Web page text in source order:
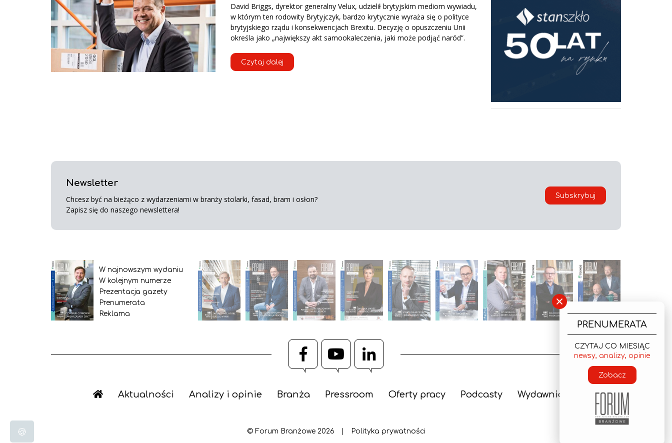
David Briggs, dyrektor generalny Velux, udzielił brytyjskim mediom wywiadu,
w którym ten rodowity Brytyjczyk, bardzo krytycznie wyraża się o polityce
brytyjskiego rządu i konsekwencjach Brexitu. Decyzję o opuszczeniu Unii
określa jako „największy akt samookaleczenia, jaki może podjąć naród”.
Czytaj dalej
Newsletter
Chcesz być na bieżąco z wydarzeniami w branży stolarki, fasad, bram i osłon?
Zapisz się do naszego newslettera!
Subskrybuj
W najnowszym wydaniu
W kolejnym numerze
Prezentacja gazety
Prenumerata
Reklama
FacebookYouTube
LinkedIn
Aktualności Analizy i opinie Branża Pressroom Oferty pracy Podcasty Wydawnictwo
© Forum Branżowe 2026 | Polityka prywatności
×
PRENUMERATA
CZYTAJ CO MIESIĄC
newsy, analizy, opinie
Zobacz
🍪